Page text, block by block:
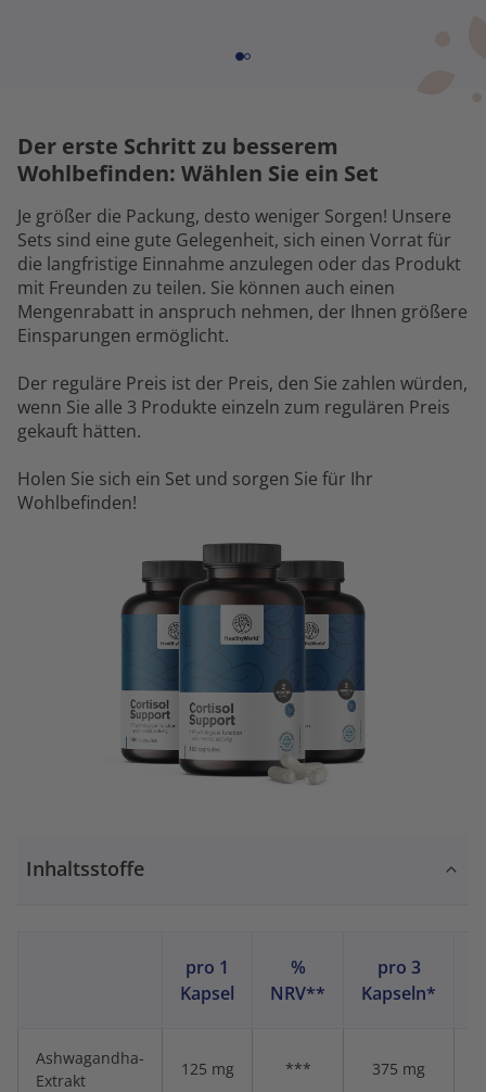
Der erste Schritt zu besserem
Wohlbefinden: Wählen Sie ein Set
Je größer die Packung, desto weniger Sorgen! Unsere
Sets sind eine gute Gelegenheit, sich einen Vorrat für
die langfristige Einnahme anzulegen oder das Produkt
mit Freunden zu teilen. Sie können auch einen
Mengenrabatt in anspruch nehmen, der Ihnen größere
Einsparungen ermöglicht.
Der reguläre Preis ist der Preis, den Sie zahlen würden,
wenn Sie alle 3 Produkte einzeln zum regulären Preis
gekauft hätten.
Holen Sie sich ein Set und sorgen Sie für Ihr
Wohlbefinden!
Inhaltsstoffe
pro 1
Kapsel
%
NRV**
pro 3
Kapseln*
Ashwagandha-
Extrakt
125 mg *** 375 mg